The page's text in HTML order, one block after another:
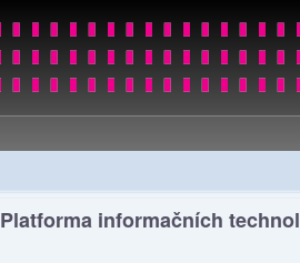
Platforma informačních